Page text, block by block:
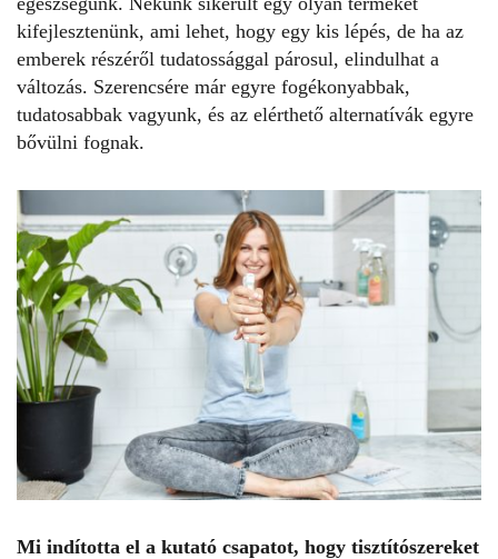
kifejlesztenünk, ami lehet, hogy egy kis lépés, de ha az
emberek részéről tudatossággal párosul, elindulhat a
változás. Szerencsére már egyre fogékonyabbak,
tudatosabbak vagyunk, és az elérthető alternatívák egyre
bővülni fognak.
Mi indította el a kutató csapatot, hogy tisztítószereket